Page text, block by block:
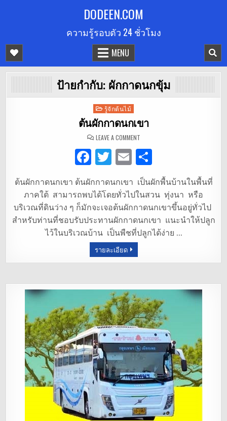
DODEEN.COM
ความรู้รอบตัว 24 ชั่วโมง
MENU
ป้ายกำกับ: ผักกาดนกขุ้ม
Posted
in
รู้จักต้นไม้
ต้นผักกาดนกเขา
LEAVE A COMMENTON
ผัก
กาด
นกเขา
F
c
e
b
o
o
T
it
te
r
E
m
ai
l
h
ar
e
ต้นผักกาดนกเขา ต้นผักกาดนกเขา เป็นผักพื้นบ้านในพื้นที่
ภาคใต้ สามารถพบได้โดยทั่วไปในสวน ทุ่งนา หรือ
บริเวณที่ดินว่าง ๆ ก็มักจะเจอต้นผักกาดนกเขาขึ้นอยู่ทั่วไป
สำหรับท่านที่ชอบรับประทานผักกาดนกเขา แนะนำให้ปลูก
ไว้ในบริเวณบ้าน เป็นพืชที่ปลูกได้ง่าย …
รายละเอียด